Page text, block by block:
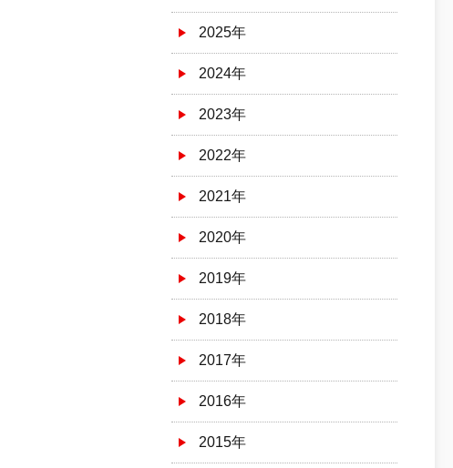
2025年
2024年
2023年
2022年
2021年
2020年
2019年
2018年
2017年
2016年
2015年